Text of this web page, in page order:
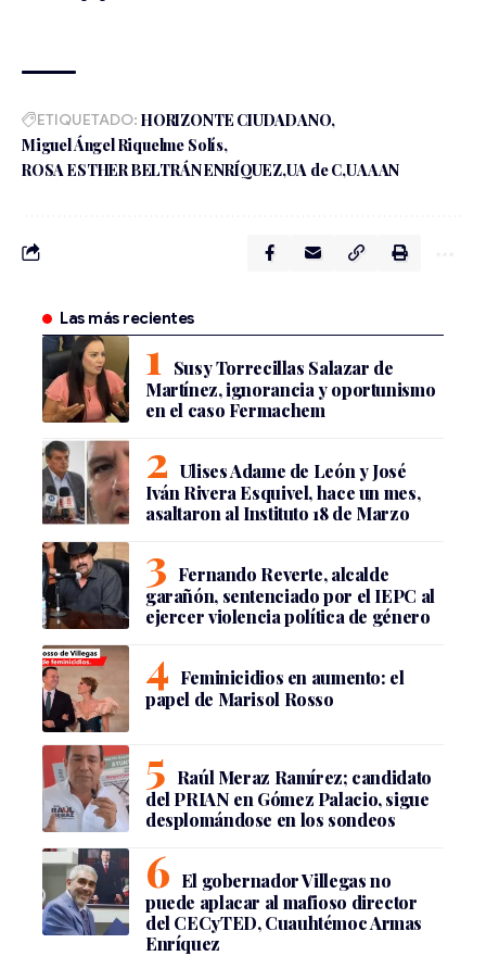
ETIQUETADO: HORIZONTE CIUDADANO
Miguel Ángel Riquelme Solís
ROSA ESTHER BELTRÁN ENRÍQUEZ UA de C UAAAN
Las más recientes
Susy Torrecillas Salazar de
Martínez, ignorancia y oportunismo
en el caso Fermachem
Ulises Adame de León y José
Iván Rivera Esquivel, hace un mes,
asaltaron al Instituto 18 de Marzo
Fernando Reverte, alcalde
garañón, sentenciado por el IEPC al
ejercer violencia política de género
Feminicidios en aumento: el
papel de Marisol Rosso
Raúl Meraz Ramírez; candidato
del PRIAN en Gómez Palacio, sigue
desplomándose en los sondeos
El gobernador Villegas no
puede aplacar al mafioso director
del CECyTED, Cuauhtémoc Armas
Enríquez